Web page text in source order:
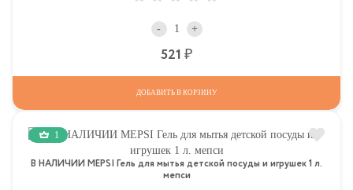
- +
521
ДОБАВИТЬ В КОРЗИНУ
1
В НАЛИЧИИ MEPSI Гель для мытья детской посуды и игрушек 1 л.
мепси